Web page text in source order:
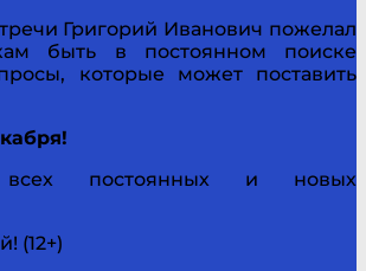
Григорий Иванович пожелал
быть в постоянном поиске
которые может поставить
всех постоянных и новых
(12+)